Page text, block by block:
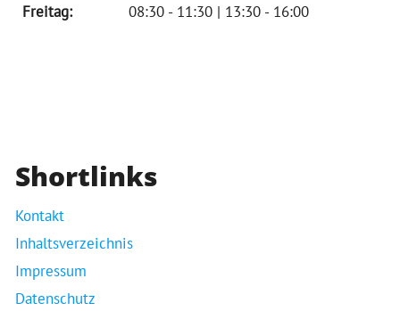
Freitag:
08:30 - 11:30 | 13:30 - 16:00
Shortlinks
Kontakt
Inhaltsverzeichnis
Impressum
Datenschutz